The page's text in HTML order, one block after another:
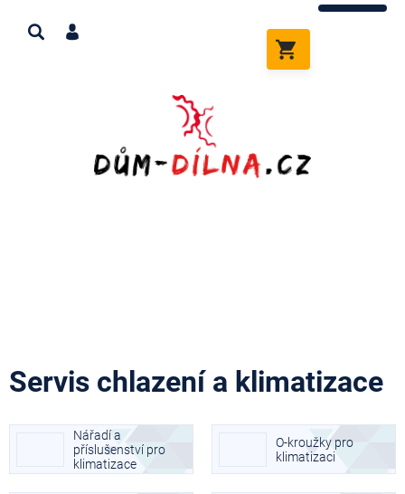
obsah
KOŠÍK
Servis chlazení a klimatizace
Nářadí a
příslušenství pro
klimatizace
O-kroužky pro
klimatizaci